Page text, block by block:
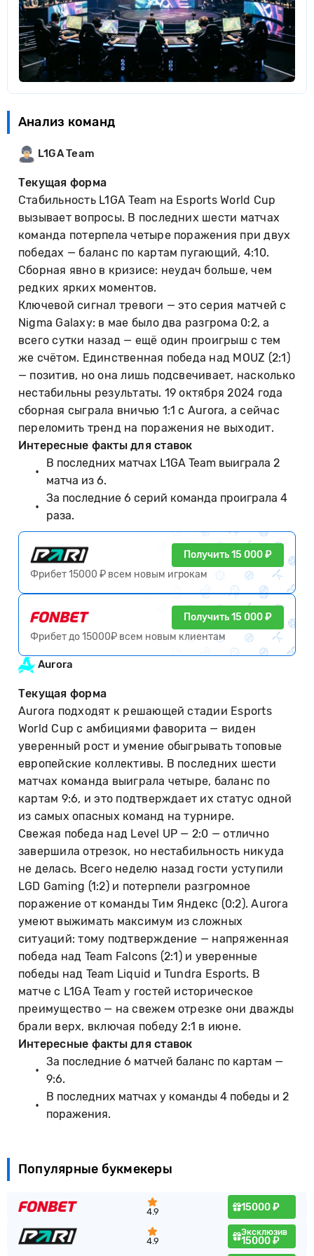
Анализ команд
L1GA Team
Текущая форма
Стабильность L1GA Team на Esports World Cup
вызывает вопросы. В последних шести матчах
команда потерпела четыре поражения при двух
победах — баланс по картам пугающий, 4:10.
Сборная явно в кризисе: неудач больше, чем
редких ярких моментов.
Ключевой сигнал тревоги — это серия матчей с
Nigma Galaxy: в мае было два разгрома 0:2, а
всего сутки назад — ещё один проигрыш с тем
же счётом. Единственная победа над MOUZ (2:1)
— позитив, но она лишь подсвечивает, насколько
нестабильны результаты. 19 октября 2024 года
сборная сыграла вничью 1:1 с Aurora, а сейчас
переломить тренд на поражения не выходит.
Интересные факты для ставок
В последних матчах L1GA Team выиграла 2
матча из 6.
За последние 6 серий команда проиграла 4
раза.
Получить 15 000 ₽
Фрибет 15000 ₽ всем новым игрокам
Получить 15 000 ₽
Фрибет до 15000₽ всем новым клиентам
Aurora
Текущая форма
Aurora подходят к решающей стадии Esports
World Cup с амбициями фаворита — виден
уверенный рост и умение обыгрывать топовые
европейские коллективы. В последних шести
матчах команда выиграла четыре, баланс по
картам 9:6, и это подтверждает их статус одной
из самых опасных команд на турнире.
Свежая победа над Level UP — 2:0 — отлично
завершила отрезок, но нестабильность никуда
не делась. Всего неделю назад гости уступили
LGD Gaming (1:2) и потерпели разгромное
поражение от команды Тим Яндекс (0:2). Aurora
умеют выжимать максимум из сложных
ситуаций: тому подтверждение — напряженная
победа над Team Falcons (2:1) и уверенные
победы над Team Liquid и Tundra Esports. В
матче с L1GA Team у гостей историческое
преимущество — на свежем отрезке они дважды
брали верх, включая победу 2:1 в июне.
Интересные факты для ставок
За последние 6 матчей баланс по картам —
9:6.
В последних матчах у команды 4 победы и 2
поражения.
Популярные букмекеры
4.9 15000 ₽
4.9
Эксклюзив
15000 ₽